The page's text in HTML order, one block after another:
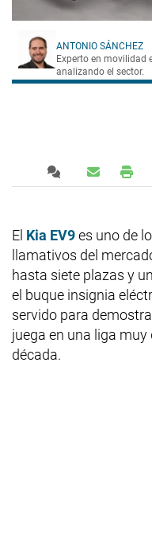
ANTONIO SÁNCHEZ
Experto en movilidad
analizando el sector.
El Kia EV9es uno de
llamativos del
hasta siete plazas y
el buque insignia
servido para
juega en una liga
década.